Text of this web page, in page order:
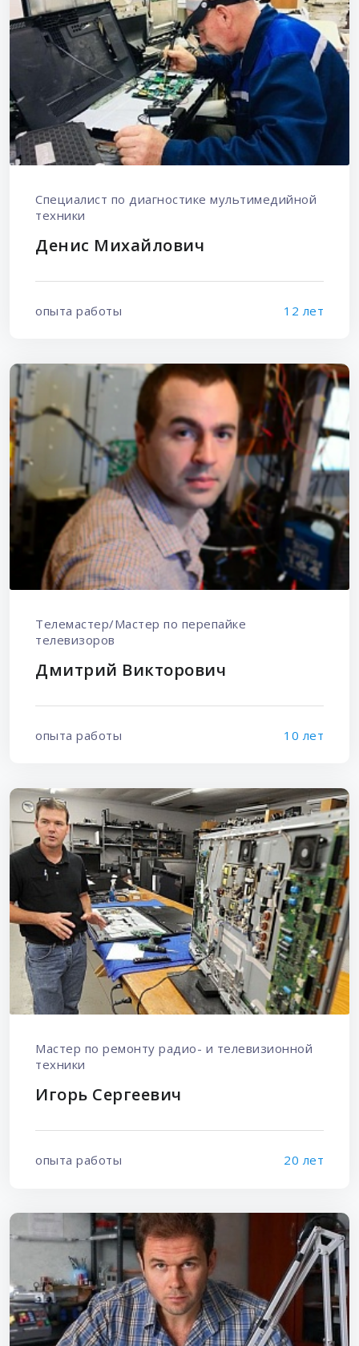
Специалист по диагностике мультимедийной
техники
Денис Михайлович
опыта работы 12 лет
Телемастер/Мастер по перепайке
телевизоров
Дмитрий Викторович
опыта работы 10 лет
Мастер по ремонту радио- и телевизионной
техники
Игорь Сергеевич
опыта работы 20 лет